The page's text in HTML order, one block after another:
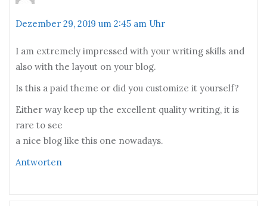
Dezember 29, 2019 um 2:45 am Uhr
I am extremely impressed with your writing skills and
also with the layout on your blog.
Is this a paid theme or did you customize it yourself?
Either way keep up the excellent quality writing, it is
rare to see
a nice blog like this one nowadays.
Antworten